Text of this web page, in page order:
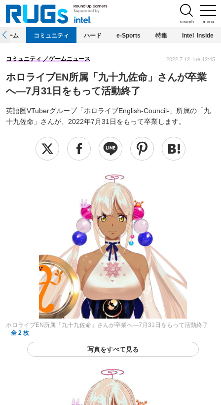
menu
search
ホーム コミュニティ ハード e-Sports 特集 Intel Inside
ホロライブEN所属「九十九佐命」さんが卒業
へ―7月31日をもって活動終了
英語圏VTuberグループ「ホロライブEnglish-Council-」所属の「九
十九佐命」さんが、2022年7月31日をもって卒業します。
コミュニティ ゲームニュース 2022.7.12 Tue 12:45
ホロライブEN所属「九十九佐命」さんが卒業へ―7月31日をもって活動終了
全 2 枚
写真をすべて見る